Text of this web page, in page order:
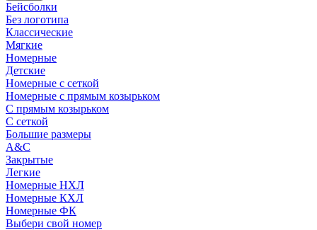
Бейсболки
Без логотипа
Классические
Мягкие
Номерные
Детские
Номерные с сеткой
Номерные с прямым козырьком
С прямым козырьком
С сеткой
Большие размеры
A&C
Закрытые
Легкие
Номерные НХЛ
Номерные КХЛ
Номерные ФК
Выбери свой номер